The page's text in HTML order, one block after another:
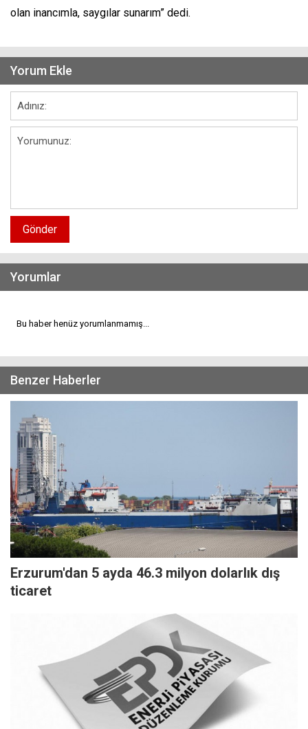
olan inancımla, saygılar sunarım” dedi.
Yorum Ekle
Gönder
Yorumlar
Bu haber henüz yorumlanmamış...
Benzer Haberler
Erzurum'dan 5 ayda 46.3 milyon dolarlık dış
ticaret